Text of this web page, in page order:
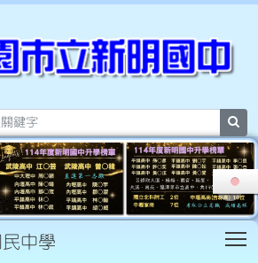
中學